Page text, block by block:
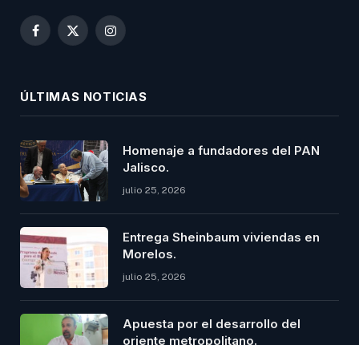
Facebook
X
Instagram
ÚLTIMAS NOTICIAS
Homenaje a fundadores del PAN
Jalisco.
julio 25, 2026
Entrega Sheinbaum viviendas en
Morelos.
julio 25, 2026
Apuesta por el desarrollo del
oriente metropolitano.